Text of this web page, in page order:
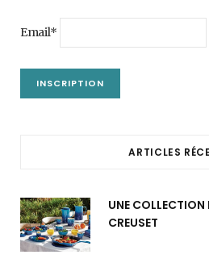
Email*
ARTICLES
UNE COLLECTION
CREUSET